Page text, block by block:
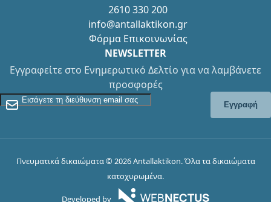
2610 330 200
info@antallaktikon.gr
Φόρμα Επικοινωνίας
NEWSLETTER
Εγγραφείτε στο Ενημερωτικό Δελτίο για να λαμβάνετε
προσφορές
Εγγραφείτε στο Newsletter
Εγγραφή
Πνευματικά δικαιώματα © 2026 Antallaktikon. Όλα τα δικαιώματα
κατοχυρωμένα.
Developed by